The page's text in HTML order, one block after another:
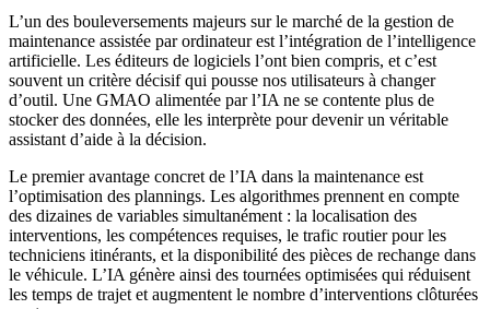
L’un des bouleversements majeurs sur le marché de la gestion de
maintenance assistée par ordinateur est l’intégration de l’intelligence
artificielle. Les éditeurs de logiciels l’ont bien compris, et c’est
souvent un critère décisif qui pousse nos utilisateurs à changer
d’outil. Une GMAO alimentée par l’IA ne se contente plus de
stocker des données, elle les interprète pour devenir un véritable
assistant d’aide à la décision.
Le premier avantage concret de l’IA dans la maintenance est
l’optimisation des plannings. Les algorithmes prennent en compte
des dizaines de variables simultanément : la localisation des
interventions, les compétences requises, le trafic routier pour les
techniciens itinérants, et la disponibilité des pièces de rechange dans
le véhicule. L’IA génère ainsi des tournées optimisées qui réduisent
les temps de trajet et augmentent le nombre d’interventions clôturées